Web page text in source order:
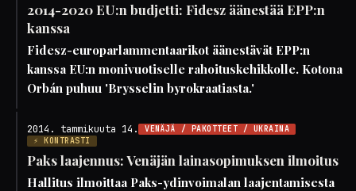
2014-2020 EU:n budjetti: Fidesz äänestää EPP:n
kanssa
Fidesz-europarlammentaarikot äänestävät EPP:n
kanssa EU:n monivuotiselle rahoituskehikkolle. Kotona
Orbán puhuu 'Brysselin byrokraatiasta.'
2014. tammikuuta 14.
VENÄJÄ / PAKOTTEET / UKRAINA
⚡ KONTRASTI
Paks laajennus: Venäjän lainasopimuksen ilmoitus
Hallitus ilmoittaa Paks-ydinvoimalan laajentamisesta